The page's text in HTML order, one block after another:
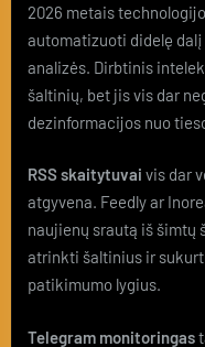
2026 metais
automatizuoti didelę
analizės. Dirbtinis
šaltinių, bet jis vis dar
dezinformacijos nuo
RSS skaitytuvai vis dar
atgyvena. Feedly ar
naujienų srautą iš šimtų
atrinkti šaltinius ir
patikimumo lygius.
Telegram monitoringas